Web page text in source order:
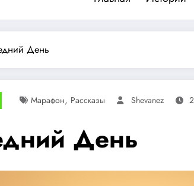
День
Марафон, Рассказы Shevanez
День